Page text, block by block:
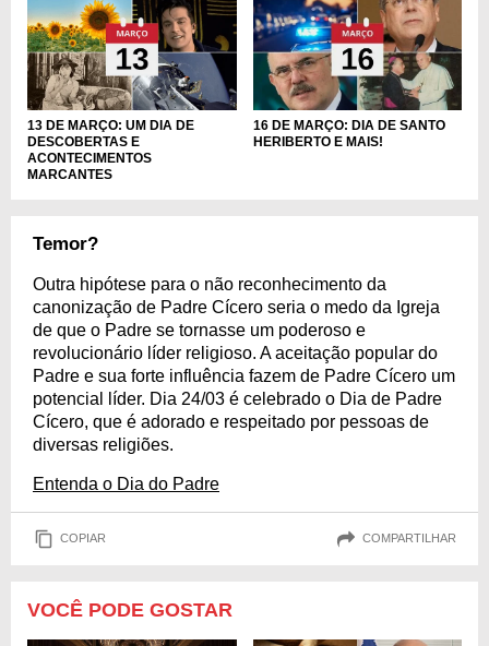
13 DE MARÇO: UM DIA DE
DESCOBERTAS E
ACONTECIMENTOS
MARCANTES
16 DE MARÇO: DIA DE SANTO
HERIBERTO E MAIS!
Temor?
Outra hipótese para o não reconhecimento da
canonização de Padre Cícero seria o medo da Igreja
de que o Padre se tornasse um poderoso e
revolucionário líder religioso. A aceitação popular do
Padre e sua forte influência fazem de Padre Cícero um
potencial líder. Dia 24/03 é celebrado o Dia de Padre
Cícero, que é adorado e respeitado por pessoas de
diversas religiões.
Entenda o Dia do Padre
COPIAR COMPARTILHAR
VOCÊ PODE GOSTAR